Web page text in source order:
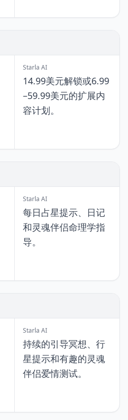
Starla AI
14.99美元解锁或6.99
–59.99美元的扩展内
容计划。
Starla AI
每日占星提示、日记
和灵魂伴侣命理学指
导。
Starla AI
持续的引导冥想、行
星提示和有趣的灵魂
伴侣爱情测试。